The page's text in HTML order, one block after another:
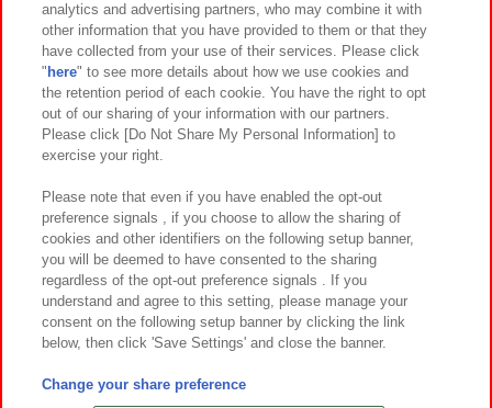
関連会社 サステナビリティ サイトポリシー
プライバシーポリシー ウェブアクセシビリティ方針と検証結果
お取引先さまとともに
カスタマーハラスメント対応方針 よくあるご質問・お問い合わせ
©Bandai Namco Amusement Inc.
©Bandai Namco Amusement Lab Inc.
analytics and advertising partners, who may combine it with
other information that you have provided to them or that they
have collected from your use of their services. Please click
" here" to see more details about how we use cookies and
the retention period of each cookie. You have the right to opt
out of our sharing of your information with our partners.
Please click [Do Not Share My Personal Information] to
exercise your right.
Please note that even if you have enabled the opt-out
preference signals , if you choose to allow the sharing of
cookies and other identifiers on the following setup banner,
you will be deemed to have consented to the sharing
regardless of the opt-out preference signals . If you
understand and agree to this setting, please manage your
consent on the following setup banner by clicking the link
below, then click 'Save Settings' and close the banner.
Change your share preference